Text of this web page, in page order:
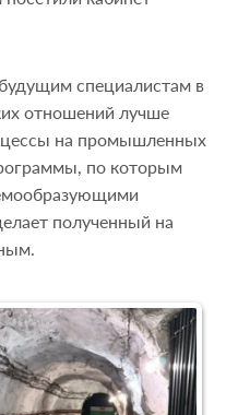
специалистам в
отношений лучше
на промышленных
по которым
полученный на